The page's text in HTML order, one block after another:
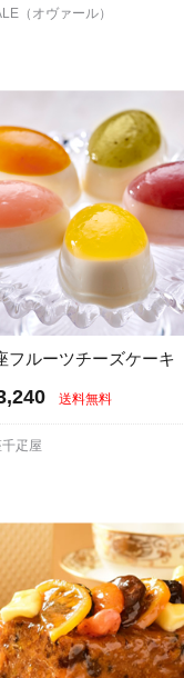
（オヴァール）
フルーツチーズケーキ
送料無料
疋屋